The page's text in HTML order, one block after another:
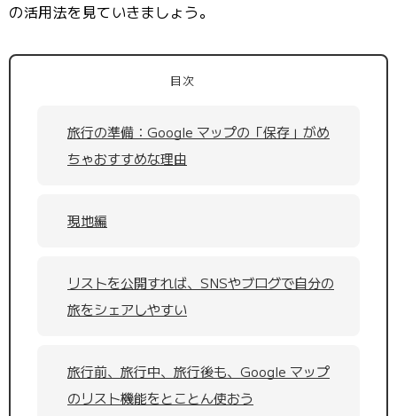
の活用法を見ていきましょう。
目次
旅行の準備：Google マップの「保存」がめ
ちゃおすすめな理由
現地編
リストを公開すれば、SNSやブログで自分の
旅をシェアしやすい
旅行前、旅行中、旅行後も、Google マップ
のリスト機能をとことん使おう